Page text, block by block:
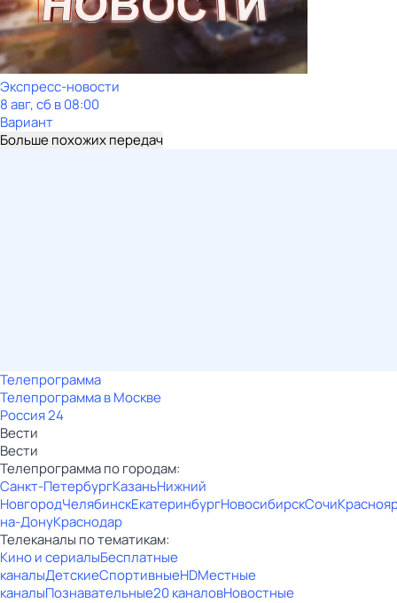
Экспресс-новости
8 авг, сб в 08:00
Вариант
Больше похожих передач
Телепрограмма
Телепрограмма в Москве
Россия 24
Вести
Вести
Телепрограмма по городам:
Санкт-ПетербургКазаньНижний
НовгородЧелябинскЕкатеринбургНовосибирскСочи
на-ДонуКраснодар
Телеканалы по тематикам:
Кино и сериалыБесплатные
каналыДетскиеСпортивныеHDМестные
каналыПознавательные20 каналовНовостные